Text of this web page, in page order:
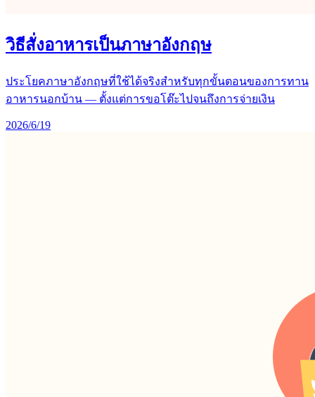
วิธีสั่งอาหารเป็นภาษาอังกฤษ
ประโยคภาษาอังกฤษที่ใช้ได้จริงสำหรับทุกขั้นตอนของการทาน
อาหารนอกบ้าน — ตั้งแต่การขอโต๊ะไปจนถึงการจ่ายเงิน
2026/6/19